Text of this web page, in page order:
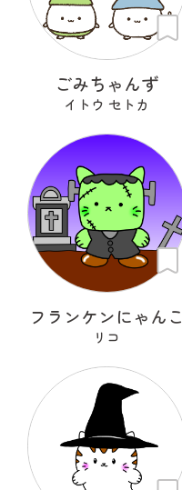
ごみちゃんず
イトウ セトカ
フランケンにゃんこ
リコ